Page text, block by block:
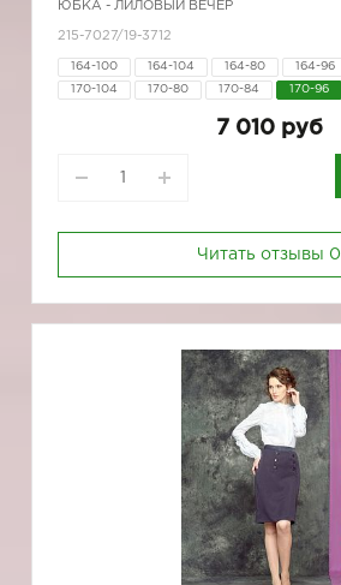
ЮБКА - ЛИЛОВЫЙ ВЕЧЕР
215-7027/19-3712
164-100 164-104 164-80 164-96
170-104 170-80 170-84 170-96
7 010 руб
Читать отзывы 0